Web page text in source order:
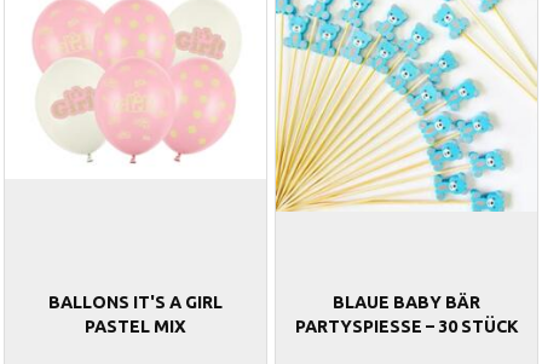
BALLONS IT'S A GIRL
PASTEL MIX
BLAUE BABY BÄR
PARTYSPIESSE – 30 STÜCK